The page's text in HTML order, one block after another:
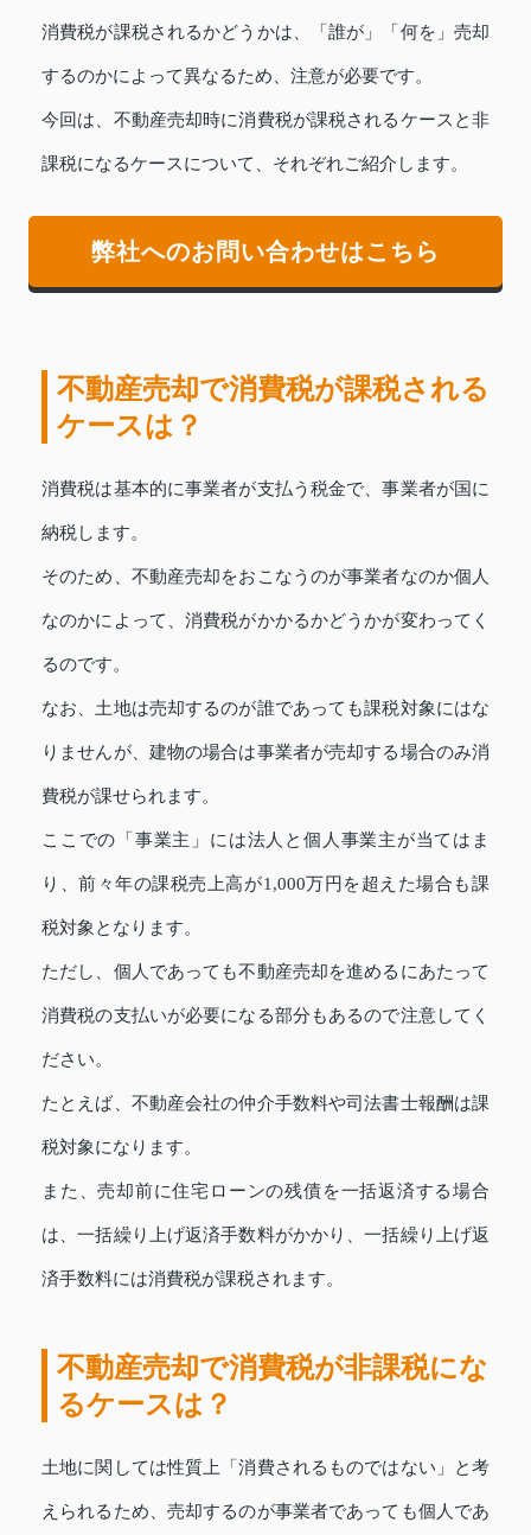
消費税が課税されるかどうかは、「誰が」「何を」売却
するのかによって異なるため、注意が必要です。
今回は、不動産売却時に消費税が課税されるケースと非
課税になるケースについて、それぞれご紹介します。
弊社へのお問い合わせはこちら
不動産売却で消費税が課税される
ケースは？
消費税は基本的に事業者が支払う税金で、事業者が国に
納税します。
そのため、不動産売却をおこなうのが事業者なのか個人
なのかによって、消費税がかかるかどうかが変わってく
るのです。
なお、土地は売却するのが誰であっても課税対象にはな
りませんが、建物の場合は事業者が売却する場合のみ消
費税が課せられます。
ここでの「事業主」には法人と個人事業主が当てはま
り、前々年の課税売上高が1,000万円を超えた場合も課
税対象となります。
ただし、個人であっても不動産売却を進めるにあたって
消費税の支払いが必要になる部分もあるので注意してく
ださい。
たとえば、不動産会社の仲介手数料や司法書士報酬は課
税対象になります。
また、売却前に住宅ローンの残債を一括返済する場合
は、一括繰り上げ返済手数料がかかり、一括繰り上げ返
済手数料には消費税が課税されます。
不動産売却で消費税が非課税にな
るケースは？
土地に関しては性質上「消費されるものではない」と考
えられるため、売却するのが事業者であっても個人であ